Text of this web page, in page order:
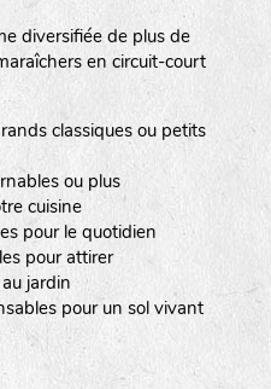
diversifiée de plus de
en circuit-court
classiques ou petits
ou plus
cuisine
pour le quotidien
pour attirer
jardin
pour un sol vivant